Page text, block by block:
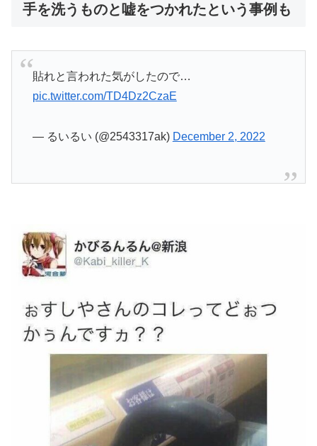
手を洗うものと嘘をつかれたという事例も
貼れと言われた気がしたので…
pic.twitter.com/TD4Dz2CzaE
— るいるい (@2543317ak) December 2, 2022